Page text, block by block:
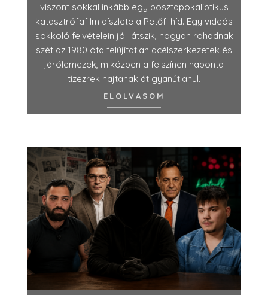
viszont sokkal inkább egy posztapokaliptikus
katasztrófafilm díszlete a Petőfi híd. Egy videós
sokkoló felvételein jól látszik, hogyan rohadnak
szét az 1980 óta felújítatlan acélszerkezetek és
járólemezek, miközben a felszínen naponta
tízezrek hajtanak át gyanútlanul.
ELOLVASOM